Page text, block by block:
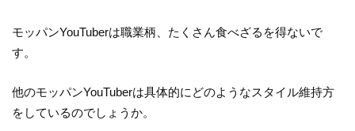
モッパンYouTuberは職業柄、たくさん食べざるを得ないで
す。
他のモッパンYouTuberは具体的にどのようなスタイル維持方
をしているのでしょうか。